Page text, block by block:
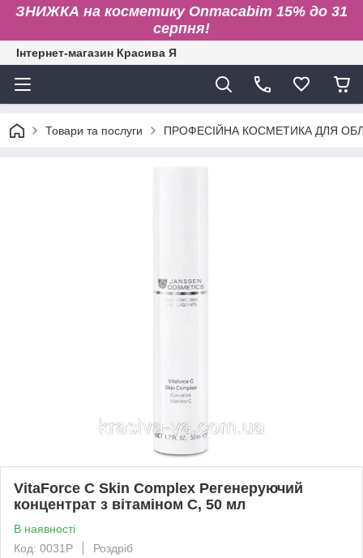
ЗНИЖКА на косметику Onmacabim 15% до 31
серпня!
Інтернет-магазин Красива Я
Товари та послуги ПРОФЕСІЙНА КОСМЕТИКА ДЛЯ
VitaForce C Skin Complex Регенеруючий
концентрат з вітаміном C, 50 мл
В наявності
Код: 0031P
Роздріб